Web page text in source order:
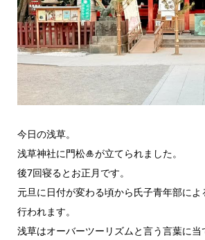
今日の浅草。
浅草神社に門松🎍が立てられました。
後7回寝るとお正月です。
元旦に日付が変わる頃から氏子青年部に
行われます。
浅草はオーバーツーリズムと言う言葉に